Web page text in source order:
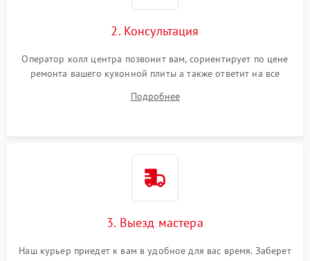
2. Консультация
Оператор колл центра позвонит вам, сориентирует по цене
ремонта вашего кухонной плиты а также ответит на все
Подробнее
3. Выезд мастера
Наш курьер приедет к вам в удобное для вас время. Заберет